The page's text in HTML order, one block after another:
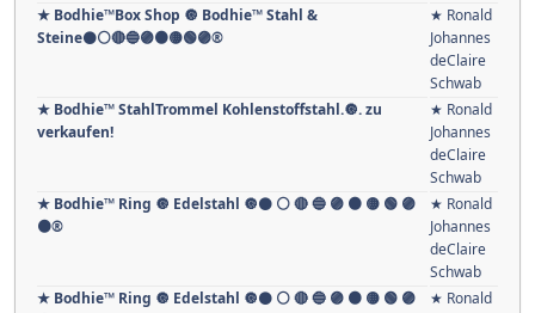
★ Bodhie™Box Shop 🔘 Bodhie™ Stahl &
Steine⚫️⚪️🔴🔵🟣🟠​🟡​🟢​🟣​®️
★ Ronald
Johannes
deClaire
Schwab
★ Bodhie™ StahlTrommel Kohlenstoffstahl.🔘. zu
verkaufen!
★ Ronald
Johannes
deClaire
Schwab
★ Bodhie™ Ring 🔘 Edelstahl 🔘⚫️ ⚪️ 🔴 🔵 🟣 ​​🟠​ 🟡​ 🟢​ ​🟣 ​
🟤®️
★ Ronald
Johannes
deClaire
Schwab
★ Bodhie™ Ring 🔘 Edelstahl 🔘⚫️ ⚪️ 🔴 🔵 🟣 ​​🟠​ 🟡​ 🟢​ ​🟣 ​
★ Ronald